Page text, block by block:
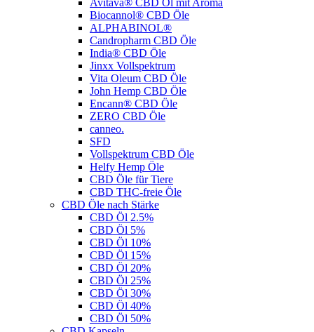
Avitava® CBD Öl mit Aroma
Biocannol® CBD Öle
ALPHABINOL®
Candropharm CBD Öle
India® CBD Öle
Jinxx Vollspektrum
Vita Oleum CBD Öle
John Hemp CBD Öle
Encann® CBD Öle
ZERO CBD Öle
canneo.
SFD
Vollspektrum CBD Öle
Helfy Hemp Öle
CBD Öle für Tiere
CBD THC-freie Öle
CBD Öle nach Stärke
CBD Öl 2.5%
CBD Öl 5%
CBD Öl 10%
CBD Öl 15%
CBD Öl 20%
CBD Öl 25%
CBD Öl 30%
CBD Öl 40%
CBD Öl 50%